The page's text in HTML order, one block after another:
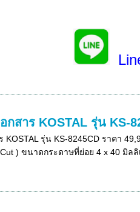
กสาร KOSTAL รุ่น KS-
KOSTAL รุ่น KS-8245CD ราคา
) ขนาดกระดาษที่ย่อย 4 x 40 มิลลิ